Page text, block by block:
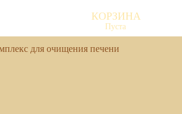
КОРЗИНА
Пуста
для очищения печени